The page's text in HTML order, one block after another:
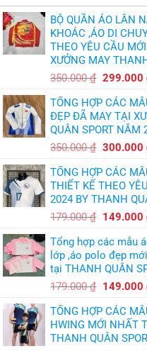
trích
cầu
thủ,
thừa
nhận
sự
thật
chát
của
bầy
quỷ
nhỏ
và
in
áo
bóng
chuyền
theo
yêu
cầu
,thiết
free
BỘ QUẦN ÁO LÂN
KHOÁC ,ÁO DI
THEO YÊU CẦU
XƯỞNG MAY
350.000₫ Giá
là:
350.000
299.000
TỔNG HỢP CÁC
ĐẸP ĐÃ MAY TẠI
QUÂN SPORT NĂM
350.000₫ Giá
là:
350.000 ₫.
300.000
TỔNG HỢP CÁC
THIẾT KẾ THEO
2024 BY THANH
179.000₫ Giá
là:
179.000 ₫.
149.000
Tổng hợp các mẫu
lớp ,áo polo đẹp
tại THANH QUÂN
179.000₫ Giá
là:
179.000
149.000
TỔNG HỢP CÁC
HWING MỚI NHẤT
THANH QUÂN